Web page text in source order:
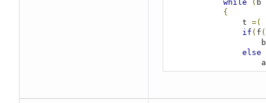
while
( b
{
                t
=(
if ( f (
                    b
else
                    a
else